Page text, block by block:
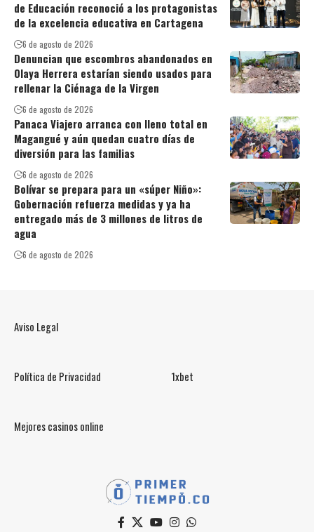
de Educación reconoció a los protagonistas
de la excelencia educativa en Cartagena
6 de agosto de 2026
Denuncian que escombros abandonados en
Olaya Herrera estarían siendo usados para
rellenar la Ciénaga de la Virgen
6 de agosto de 2026
Panaca Viajero arranca con lleno total en
Magangué y aún quedan cuatro días de
diversión para las familias
6 de agosto de 2026
Bolívar se prepara para un «súper Niño»:
Gobernación refuerza medidas y ya ha
entregado más de 3 millones de litros de
agua
6 de agosto de 2026
Aviso Legal
Política de Privacidad 1xbet
Mejores casinos online